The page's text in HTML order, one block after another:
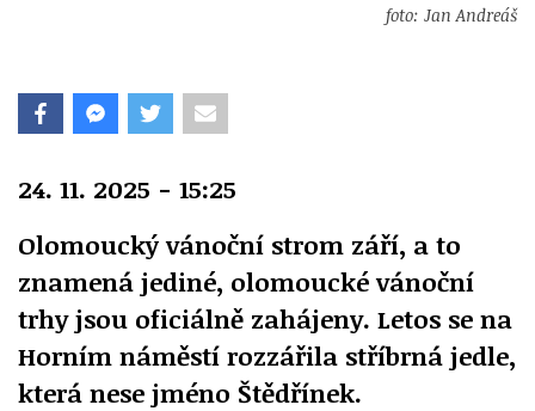
foto: Jan Andreáš
24. 11. 2025 - 15:25
Olomoucký vánoční strom září, a to
znamená jediné, olomoucké vánoční
trhy jsou oficiálně zahájeny. Letos se na
Horním náměstí rozzářila stříbrná jedle,
která nese jméno Štědřínek.